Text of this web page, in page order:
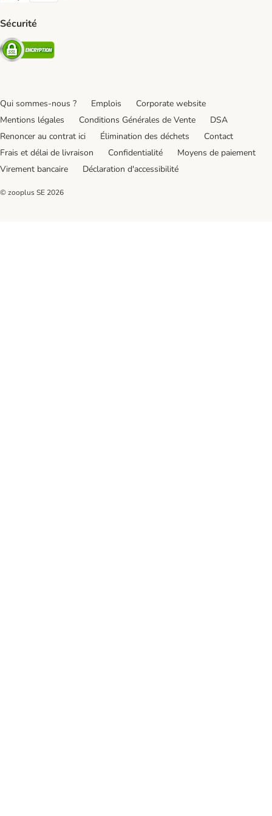
Sécurité
Security
Qui sommes-nous ? Emplois
Corporate website
Mentions légales
Conditions Générales de Vente
DSA
Renoncer au contrat ici
Élimination des déchets
Contact
Frais et délai de livraison
Confidentialité
Moyens de paiement
Virement bancaire
Déclaration d'accessibilité
© zooplus SE 2026